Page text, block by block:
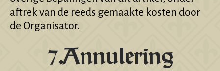
aftrek van de reeds gemaakte kosten door
de Organisator.
7.Annulering